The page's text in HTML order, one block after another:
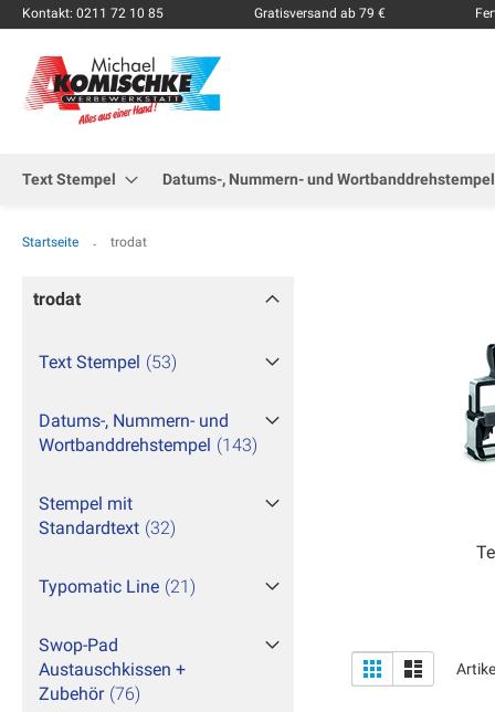
Kontakt: 0211 72 10 85 Gratisversand ab 79 €
Text Stempel Datums-, Nummern- und Wortbanddrehstempel
Startseite trodat
Anzeigen
als
Liste Liste
trodat
Text Stempel 53
Datums-, Nummern- und
Wortbanddrehstempel
143
Stempel mit
Standardtext 32
Typomatic Line 21
Swop-Pad
Austauschkissen +
Zubehör 76